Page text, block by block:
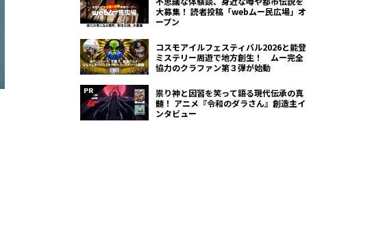
大募集！ 読者投稿「webムー民広場」オ
ープン
コスモアイルフェスティバル2026と能登
ミステリー周遊で地方創生！ ムー完全
協力のクラファン第３弾が始動
祟り神と因習を笑って語る現代伝承の真
髄！ アニメ『令和のダラさん』創造主イ
ンタビュー